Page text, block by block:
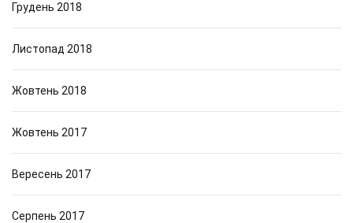
Грудень 2018
Листопад 2018
Жовтень 2018
Жовтень 2017
Вересень 2017
Серпень 2017